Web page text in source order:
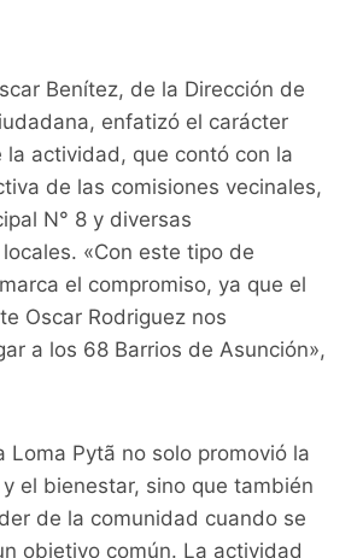
Benítez, de la Dirección de
enfatizó el carácter
la actividad, que contó con la
de las comisiones vecinales,
N° 8 y diversas
«Con este tipo de
el compromiso, ya que el
Oscar Rodriguez nos
a los 68 Barrios de Asunción»,
Loma Pytã no solo promovió la
el bienestar, sino que también
de la comunidad cuando se
objetivo común. La actividad